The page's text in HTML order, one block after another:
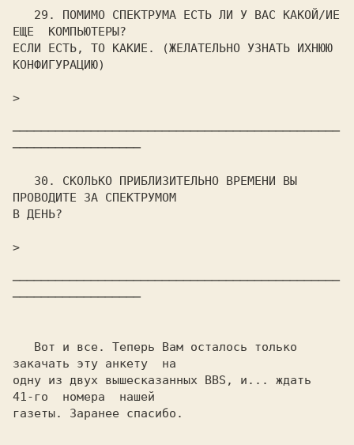
ЕЩЕ  КОМПЬЮТЕРЫ?
ЕСЛИ ЕСТЬ, ТО КАКИЕ. (ЖЕЛАТЕЛЬНО УЗНАТЬ ИХНЮЮ
КОНФИГУРАЦИЮ)
>
──────────────────────────────────────────────
──────────────────
ПРОВОДИТЕ ЗА СПЕКТРУМОМ
В ДЕНЬ?
>
──────────────────────────────────────────────
──────────────────
закачать эту анкету  на
одну из двух вышесказанных BBS, и... ждать
41-го  номера  нашей
газеты. Заранее спасибо.